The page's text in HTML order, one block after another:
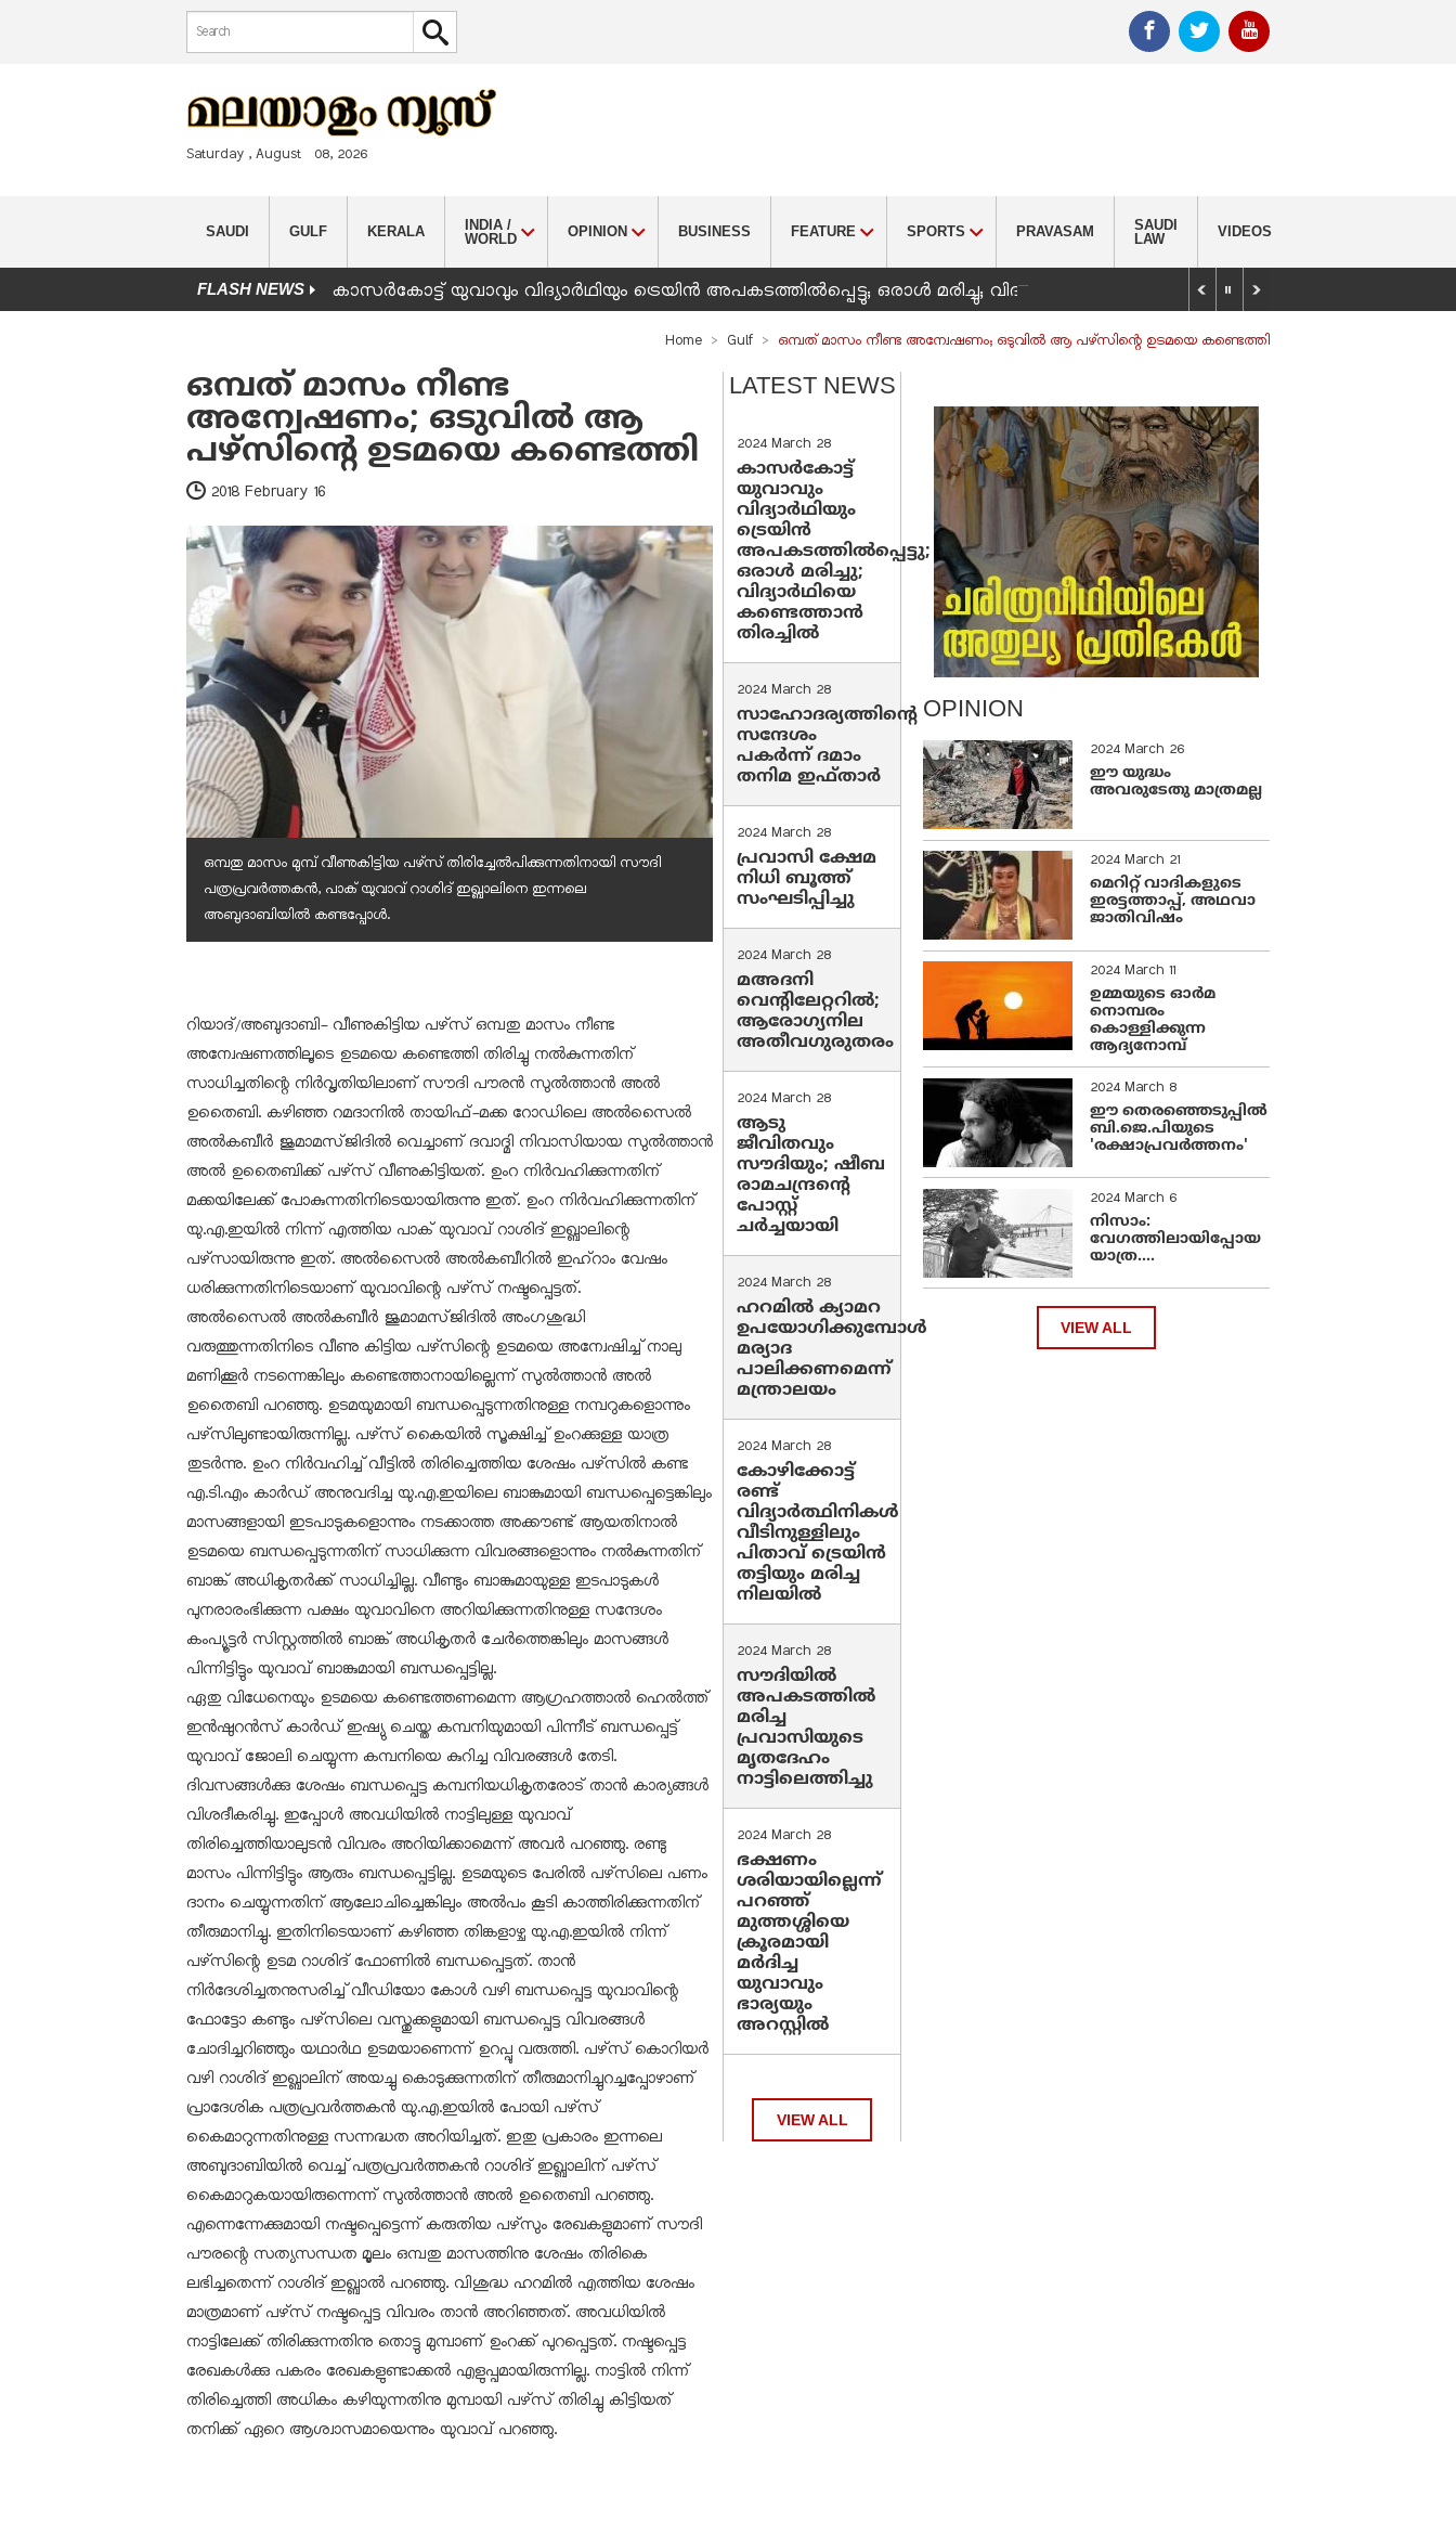
Search form
Search
Saturday , August 08, 2026
SAUDI GULF KERALA
INDIA /
WORLD
OPINION BUSINESS FEATURE SPORTS PRAVASAM
SAUDI
LAW
VIDEOS
FLASH NEWS കാസർകോട്ട് യുവാവും വിദ്യാർഥിയും ട്രെയിൻ അപകടത്തിൽപ്പെട്ടു; ഒരാൾ മരിച്ചു; വിദ്യാർഥിയെ കണ്ടെത്താൻ തിരച്ചിൽ
Home Gulf ഒമ്പത് മാസം നീണ്ട അന്വേഷണം; ഒടുവില്‍ ആ പഴ്‌സിന്റെ ഉടമയെ കണ്ടെത്തി
ഒമ്പത് മാസം നീണ്ട
അന്വേഷണം; ഒടുവില്‍ ആ
പഴ്‌സിന്റെ ഉടമയെ കണ്ടെത്തി
2018 February 16
ഒമ്പതു മാസം മുമ്പ് വീണുകിട്ടിയ പഴ്‌സ് തിരിച്ചേല്‍പിക്കുന്നതിനായി സൗദി
പത്രപ്രവര്‍ത്തകന്‍, പാക് യുവാവ് റാശിദ് ഇഖ്ബാലിനെ ഇന്നലെ
അബുദാബിയില്‍ കണ്ടപ്പോള്‍.
റിയാദ്/അബുദാബി- വീണുകിട്ടിയ പഴ്‌സ് ഒമ്പതു മാസം നീണ്ട
അന്വേഷണത്തിലൂടെ ഉടമയെ കണ്ടെത്തി തിരിച്ചു നല്‍കുന്നതിന്
സാധിച്ചതിന്റെ നിര്‍വൃതിയിലാണ് സൗദി പൗരന്‍ സുല്‍ത്താന്‍ അല്‍
ഉതൈബി. കഴിഞ്ഞ റമദാനില്‍ തായിഫ്-മക്ക റോഡിലെ അല്‍സൈല്‍
അല്‍കബീര്‍ ജുമാമസ്ജിദില്‍ വെച്ചാണ് ദവാദ്മി നിവാസിയായ സുല്‍ത്താന്‍
അല്‍ ഉതൈബിക്ക് പഴ്‌സ് വീണുകിട്ടിയത്. ഉംറ നിര്‍വഹിക്കുന്നതിന്
മക്കയിലേക്ക് പോകുന്നതിനിടെയായിരുന്നു ഇത്. ഉംറ നിര്‍വഹിക്കുന്നതിന്
യു.എ.ഇയില്‍ നിന്ന് എത്തിയ പാക് യുവാവ് റാശിദ് ഇഖ്ബാലിന്റെ
പഴ്‌സായിരുന്നു ഇത്. അല്‍സൈല്‍ അല്‍കബീറില്‍ ഇഹ്‌റാം വേഷം
ധരിക്കുന്നതിനിടെയാണ് യുവാവിന്റെ പഴ്‌സ് നഷ്ടപ്പെട്ടത്.
അല്‍സൈല്‍ അല്‍കബീര്‍ ജുമാമസ്ജിദില്‍ അംഗശുദ്ധി
വരുത്തുന്നതിനിടെ വീണു കിട്ടിയ പഴ്‌സിന്റെ ഉടമയെ അന്വേഷിച്ച് നാലു
മണിക്കൂര്‍ നടന്നെങ്കിലും കണ്ടെത്താനായില്ലെന്ന് സുല്‍ത്താന്‍ അല്‍
ഉതൈബി പറഞ്ഞു. ഉടമയുമായി ബന്ധപ്പെടുന്നതിനുള്ള നമ്പറുകളൊന്നും
പഴ്‌സിലുണ്ടായിരുന്നില്ല. പഴ്‌സ് കൈയില്‍ സൂക്ഷിച്ച് ഉംറക്കുള്ള യാത്ര
തുടര്‍ന്നു. ഉംറ നിര്‍വഹിച്ച് വീട്ടില്‍ തിരിച്ചെത്തിയ ശേഷം പഴ്‌സില്‍ കണ്ട
എ.ടി.എം കാര്‍ഡ് അനുവദിച്ച യു.എ.ഇയിലെ ബാങ്കുമായി ബന്ധപ്പെട്ടെങ്കിലും
മാസങ്ങളായി ഇടപാടുകളൊന്നും നടക്കാത്ത അക്കൗണ്ട് ആയതിനാല്‍
ഉടമയെ ബന്ധപ്പെടുന്നതിന് സാധിക്കുന്ന വിവരങ്ങളൊന്നും നല്‍കുന്നതിന്
ബാങ്ക് അധികൃതര്‍ക്ക് സാധിച്ചില്ല. വീണ്ടും ബാങ്കുമായുള്ള ഇടപാടുകള്‍
പുനരാരംഭിക്കുന്ന പക്ഷം യുവാവിനെ അറിയിക്കുന്നതിനുള്ള സന്ദേശം
കംപ്യൂട്ടര്‍ സിസ്റ്റത്തില്‍ ബാങ്ക് അധികൃതര്‍ ചേര്‍ത്തെങ്കിലും മാസങ്ങള്‍
പിന്നിട്ടിട്ടും യുവാവ് ബാങ്കുമായി ബന്ധപ്പെട്ടില്ല.
ഏതു വിധേനെയും ഉടമയെ കണ്ടെത്തണമെന്ന ആഗ്രഹത്താല്‍ ഹെല്‍ത്ത്
ഇന്‍ഷുറന്‍സ് കാര്‍ഡ് ഇഷ്യു ചെയ്ത കമ്പനിയുമായി പിന്നീട് ബന്ധപ്പെട്ട്
യുവാവ് ജോലി ചെയ്യുന്ന കമ്പനിയെ കുറിച്ച വിവരങ്ങള്‍ തേടി.
ദിവസങ്ങള്‍ക്കു ശേഷം ബന്ധപ്പെട്ട കമ്പനിയധികൃതരോട് താന്‍ കാര്യങ്ങള്‍
വിശദീകരിച്ചു. ഇപ്പോള്‍ അവധിയില്‍ നാട്ടിലുള്ള യുവാവ്
തിരിച്ചെത്തിയാലുടന്‍ വിവരം അറിയിക്കാമെന്ന് അവര്‍ പറഞ്ഞു. രണ്ടു
മാസം പിന്നിട്ടിട്ടും ആരും ബന്ധപ്പെട്ടില്ല. ഉടമയുടെ പേരില്‍ പഴ്‌സിലെ പണം
ദാനം ചെയ്യുന്നതിന് ആലോചിച്ചെങ്കിലും അല്‍പം കൂടി കാത്തിരിക്കുന്നതിന്
തീരുമാനിച്ചു. ഇതിനിടെയാണ് കഴിഞ്ഞ തിങ്കളാഴ്ച യു.എ.ഇയില്‍ നിന്ന്
പഴ്‌സിന്റെ ഉടമ റാശിദ് ഫോണില്‍ ബന്ധപ്പെട്ടത്. താന്‍
നിര്‍ദേശിച്ചതനുസരിച്ച് വീഡിയോ കോള്‍ വഴി ബന്ധപ്പെട്ട യുവാവിന്റെ
ഫോട്ടോ കണ്ടും പഴ്‌സിലെ വസ്തുക്കളുമായി ബന്ധപ്പെട്ട വിവരങ്ങള്‍
ചോദിച്ചറിഞ്ഞും യഥാര്‍ഥ ഉടമയാണെന്ന് ഉറപ്പു വരുത്തി. പഴ്‌സ് കൊറിയര്‍
വഴി റാശിദ് ഇഖ്ബാലിന് അയച്ചു കൊടുക്കുന്നതിന് തീരുമാനിച്ചുറച്ചപ്പോഴാണ്
പ്രാദേശിക പത്രപ്രവര്‍ത്തകന്‍ യു.എ.ഇയില്‍ പോയി പഴ്‌സ്
കൈമാറുന്നതിനുള്ള സന്നദ്ധത അറിയിച്ചത്. ഇതു പ്രകാരം ഇന്നലെ
അബുദാബിയില്‍ വെച്ച് പത്രപ്രവര്‍ത്തകന്‍ റാശിദ് ഇഖ്ബാലിന് പഴ്‌സ്
കൈമാറുകയായിരുന്നെന്ന് സുല്‍ത്താന്‍ അല്‍ ഉതൈബി പറഞ്ഞു.
എന്നെന്നേക്കുമായി നഷ്ടപ്പെട്ടെന്ന് കരുതിയ പഴ്‌സും രേഖകളുമാണ് സൗദി
പൗരന്റെ സത്യസന്ധത മൂലം ഒമ്പതു മാസത്തിനു ശേഷം തിരികെ
ലഭിച്ചതെന്ന് റാശിദ് ഇഖ്ബാല്‍ പറഞ്ഞു. വിശുദ്ധ ഹറമില്‍ എത്തിയ ശേഷം
മാത്രമാണ് പഴ്‌സ് നഷ്ടപ്പെട്ട വിവരം താന്‍ അറിഞ്ഞത്. അവധിയില്‍
നാട്ടിലേക്ക് തിരിക്കുന്നതിനു തൊട്ടു മുമ്പാണ് ഉംറക്ക് പുറപ്പെട്ടത്. നഷ്ടപ്പെട്ട
രേഖകള്‍ക്കു പകരം രേഖകളുണ്ടാക്കല്‍ എളുപ്പമായിരുന്നില്ല. നാട്ടില്‍ നിന്ന്
തിരിച്ചെത്തി അധികം കഴിയുന്നതിനു മുമ്പായി പഴ്‌സ് തിരിച്ചു കിട്ടിയത്
തനിക്ക് ഏറെ ആശ്വാസമായെന്നും യുവാവ് പറഞ്ഞു.
LATEST NEWS
2024 March 28
കാസർകോട്ട്
യുവാവും
വിദ്യാർഥിയും
ട്രെയിൻ
അപകടത്തിൽപ്പെട്ടു;
ഒരാൾ മരിച്ചു;
വിദ്യാർഥിയെ
കണ്ടെത്താൻ
തിരച്ചിൽ
2024 March 28
സാഹോദര്യത്തിന്റെ
സന്ദേശം
പകർന്ന് ദമാം
തനിമ ഇഫ്‌താർ
2024 March 28
പ്രവാസി ക്ഷേമ
നിധി ബൂത്ത്
സംഘടിപ്പിച്ചു
2024 March 28
മഅദനി
വെന്റിലേറ്ററിൽ;
ആരോഗ്യനില
അതീവഗുരുതരം
2024 March 28
ആടു
ജീവിതവും
സൗദിയും; ഷീബ
രാമചന്ദ്രന്റെ
പോസ്റ്റ്
ചര്‍ച്ചയായി
2024 March 28
ഹറമില്‍ ക്യാമറ
ഉപയോഗിക്കുമ്പോള്‍
മര്യാദ
പാലിക്കണമെന്ന്
മന്ത്രാലയം
2024 March 28
കോഴിക്കോട്ട്
രണ്ട്
വിദ്യാർത്ഥിനികൾ
വീടിനുള്ളിലും
പിതാവ് ട്രെയിൻ
തട്ടിയും മരിച്ച
നിലയിൽ
2024 March 28
സൗദിയില്‍
അപകടത്തില്‍
മരിച്ച
പ്രവാസിയുടെ
മൃതദേഹം
നാട്ടിലെത്തിച്ചു
2024 March 28
ഭക്ഷണം
ശരിയായില്ലെന്ന്
പറഞ്ഞ്
മുത്തശ്ശിയെ
ക്രൂരമായി
മര്‍ദിച്ച
യുവാവും
ഭാര്യയും
അറസ്റ്റില്‍
VIEW ALL
OPINION
2024 March 26
ഈ യുദ്ധം
അവരുടേതു മാത്രമല്ല
2024 March 21
മെറിറ്റ് വാദികളുടെ
ഇരട്ടത്താപ്പ്, അഥവാ
ജാതിവിഷം
2024 March 11
ഉമ്മയുടെ ഓർമ
നൊമ്പരം
കൊള്ളിക്കുന്ന
ആദ്യനോമ്പ്
2024 March 8
ഈ തെരഞ്ഞെടുപ്പില്‍
ബി.ജെ.പിയുടെ
'രക്ഷാപ്രവര്‍ത്തനം'
2024 March 6
നിസാം:
വേഗത്തിലായിപ്പോയ
യാത്ര....
VIEW ALL